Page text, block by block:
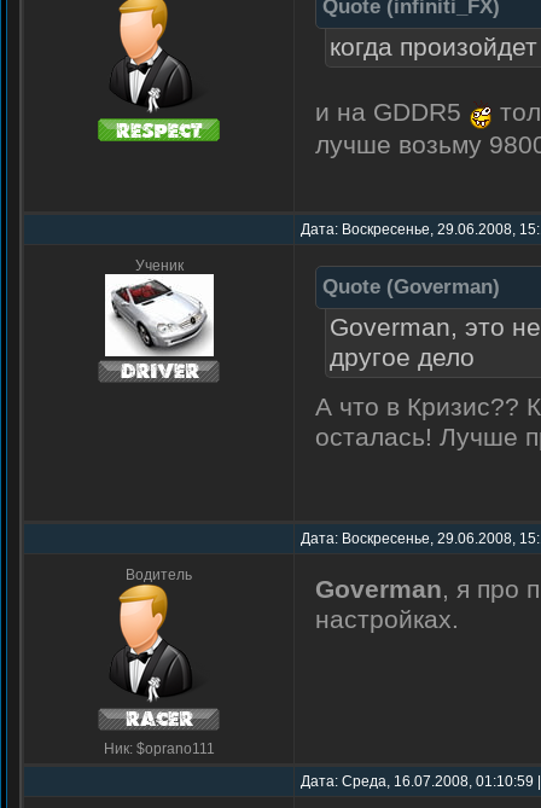
Quote (infiniti_FX)
когда
и на GDDR5
лучше возьму
Дата: Воскресенье, 29.06.2008,
Ученик
Quote (Goverman)
Goverman, это
другое дело
А что в Кризис??
осталась! Лучше
Дата: Воскресенье, 29.06.2008,
Водитель
Ник: $oprano111
Goverman, я про
настройках.
Дата: Среда, 16.07.2008,